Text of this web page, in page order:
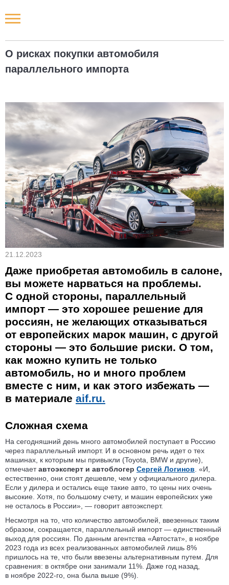
О рисках покупки автомобиля
параллельного импорта
21.12.2023
Даже приобретая автомобиль в салоне,
вы можете нарваться на проблемы.
С одной стороны, параллельный
импорт — это хорошее решение для
россиян, не желающих отказываться
от европейских марок машин, с другой
стороны — это большие риски. О том,
как можно купить не только
автомобиль, но и много проблем
вместе с ним, и как этого избежать —
в материале aif.ru.
Сложная схема
На сегодняшний день много автомобилей поступает в Россию
через параллельный импорт. И в основном речь идет о тех
машинах, к которым мы привыкли (Toyota, BMW и другие),
отмечаетавтоэксперт и автоблогер Сергей Логинов. «И,
естественно, они стоят дешевле, чем у официального дилера.
Если у дилера и остались еще такие авто, то цены них очень
высокие. Хотя, по большому счету, и машин европейских уже
не осталось в России», — говорит автоэксперт.
Несмотря на то, что количество автомобилей, ввезенных таким
образом, сокращается, параллельный импорт — единственный
выход для россиян. По данным агентства «Автостат», в ноябре
2023 года из всех реализованных автомобилей лишь 8%
пришлось на те, что были ввезены альтернативным путем. Для
сравнения: в октябре они занимали 11%. Даже год назад,
в ноябре 2022-го, она была выше (9%).
Новости РФ
Наши мероприятия
Статьи